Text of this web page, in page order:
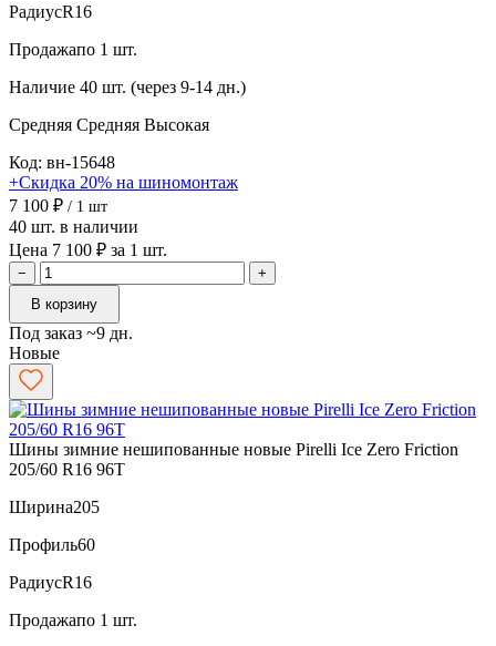
РадиусR16
Продажапо 1 шт.
Наличие 40 шт. (через 9-14 дн.)
Средняя Средняя Высокая
Код: вн-15648
+Скидка 20% на шиномонтаж
7 100 ₽ / 1 шт
40 шт. в наличии
Цена 7 100 ₽ за 1 шт.
−
+
В корзину
Под заказ ~9 дн.
Новые
Шины зимние нешипованные новые Pirelli Ice Zero Friction
205/60 R16 96T
Ширина205
Профиль60
РадиусR16
Продажапо 1 шт.